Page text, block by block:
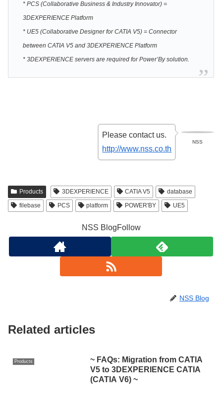
* PCS (Collaborative Business & Industry Innovator) =
3DEXPERIENCE Platform
* UE5 (Collaborative Designer for CATIA V5) = Connector
between CATIA V5 and 3DEXPERIENCE Platform
* 3DEXPERIENCE servers are required for Power’By solution.
NSS
Please contact us.
http://www.nss.co.th
Products 3DEXPERIENCE CATIA V5
database
filebase
PCS platform POWER'BY UE5
NSS BlogFollow
NSS Blog
Related articles
Products
~ FAQs: Migration from CATIA
V5 to 3DEXPERIENCE CATIA
(CATIA V6) ~